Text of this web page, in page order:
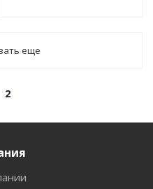
еще
2